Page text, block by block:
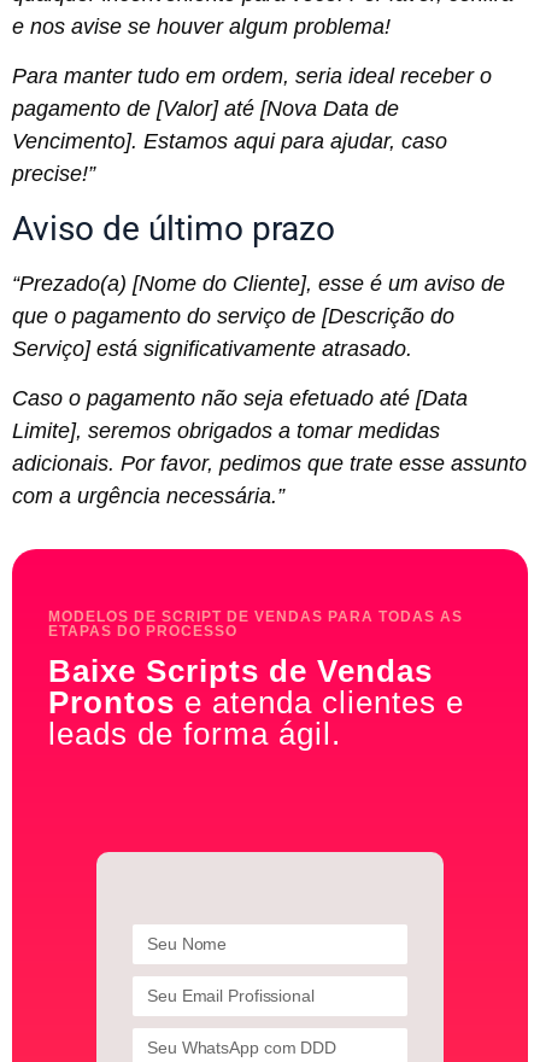
e nos avise se houver algum problema!
Para manter tudo em ordem, seria ideal receber o
pagamento de [Valor] até [Nova Data de
Vencimento]. Estamos aqui para ajudar, caso
precise!”
Aviso de último prazo
“Prezado(a) [Nome do Cliente], esse é um aviso de
que o pagamento do serviço de [Descrição do
Serviço] está significativamente atrasado.
Caso o pagamento não seja efetuado até [Data
Limite], seremos obrigados a tomar medidas
adicionais. Por favor, pedimos que trate esse assunto
com a urgência necessária.”
MODELOS DE SCRIPT DE VENDAS PARA TODAS AS
ETAPAS DO PROCESSO
Baixe Scripts de Vendas
Prontos e atenda clientes e
leads de forma ágil.